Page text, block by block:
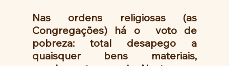
Nas ordens religiosas (as
Congregações) há o  voto de
pobreza: total desapego a
quaisquer bens materiais,